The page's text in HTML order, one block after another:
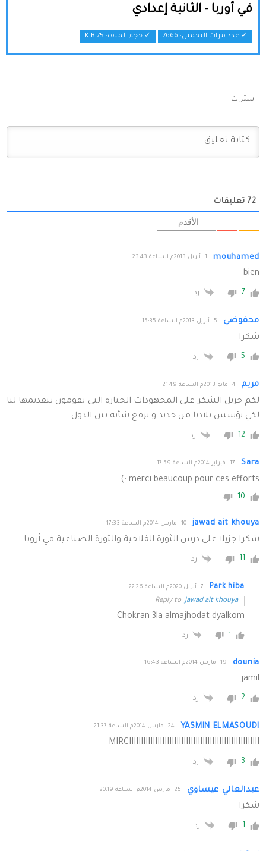
في أوربا - الثانية إعدادي
✓ عدد مرات التحميل: 7666 ✓ حجم الملف: 75 KiB
اشتراك
72 تعليقات
الأقدم
mouhamed 1 أبريل 2013م الساعة 23:43
bien
7 رد
محفوضي 5 أبريل 2013م الساعة 15:35
شكرا
5 رد
مريم 4 مايو 2013م الساعة 21:49
لكم جزيل الشكر على المجهودات الجبارة التي تقومون بتقديمها لنا
لكي نؤسس بلادنا من جديد و نرفع شأنه بين الدول
12 رد
Sara 17 فبراير 2014م الساعة 17:59
merci beaucoup pour ces efforts :)
10
jawad ait khouya 10 مارس 2014م الساعة 17:33
شكرا جزيلا على درس الثورة الفلاحية والثورة الصناعية في أروبا
11 رد
Park hiba 7 أبريل 2020م الساعة 22:26
Reply tojawad ait khouya
Chokran 3la almajhodat dyalkom
1 رد
dounia 19 مارس 2014م الساعة 16:43
jamil
2 رد
YASMIN ELMASOUDI 24 مارس 2014م الساعة 21:37
MIRCIIIIIIIIIIIIIIIIIIIIIIIIIIIIIIIIIIIIIIIIIIIIIIIIIIIIIII
3 رد
عبدالعالي عيساوي 25 مارس 2014م الساعة 20:19
شكرا
1 رد